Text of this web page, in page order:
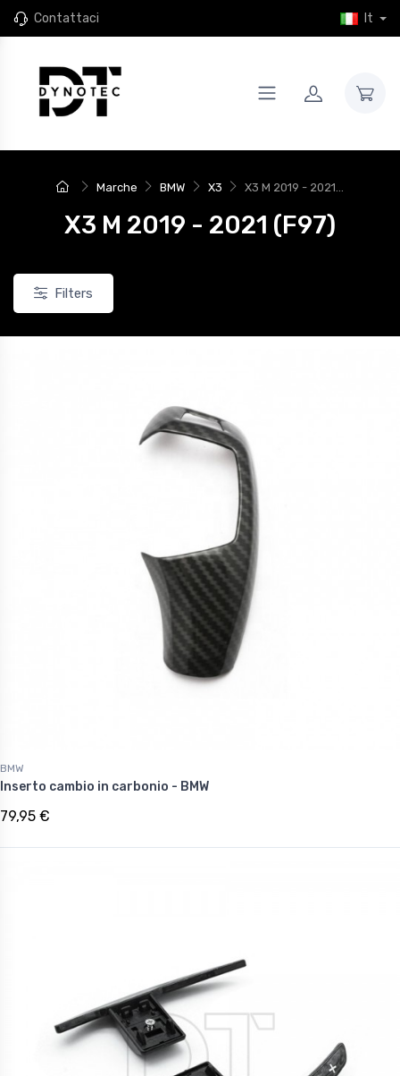
Contattaci It
Marche BMW X3 X3 M 2019 - 2021...
X3 M 2019 - 2021 (F97)
Filters
BMW
Inserto cambio in carbonio - BMW
79,95 €